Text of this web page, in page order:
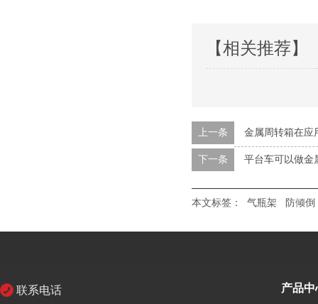
【相关推荐】
上一条 金属周转箱在应
下一条 平台车可以做金
本文标签： 气瓶架 防倾倒
联系电话 产品中